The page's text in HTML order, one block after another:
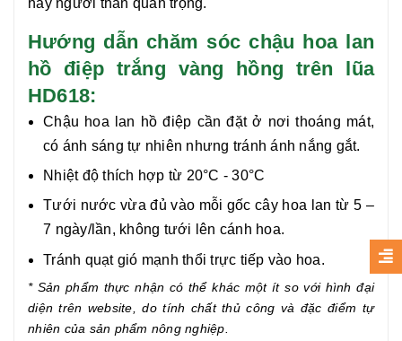
Hướng dẫn chăm sóc chậu hoa lan
hồ điệp trắng vàng hồng trên lũa
HD618:
Chậu hoa lan hồ điệp cần đặt ở nơi thoáng mát,
có ánh sáng tự nhiên nhưng tránh ánh nắng gắt.
Nhiệt độ thích hợp từ 20°C - 30°C
Tưới nước vừa đủ vào mỗi gốc cây hoa lan từ 5 –
7 ngày/lần, không tưới lên cánh hoa.
Tránh quạt gió mạnh thổi trực tiếp vào hoa.
* Sản phẩm thực nhận có thể khác một ít so với hình đại
diện trên website, do tính chất thủ công và đặc điểm tự
nhiên của sản phẩm nông nghiệp.